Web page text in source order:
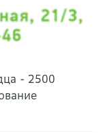
- 2500